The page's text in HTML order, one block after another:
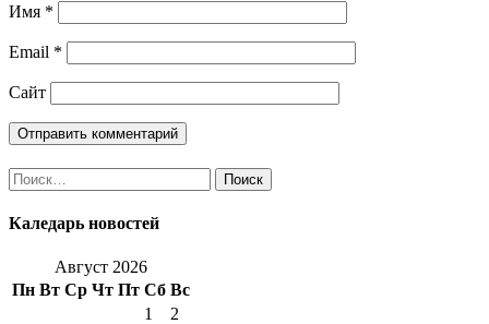
Имя *
Email *
Сайт
Найти:
Каледарь новостей
Август 2026
Пн Вт Ср Чт Пт Сб Вс
1
2